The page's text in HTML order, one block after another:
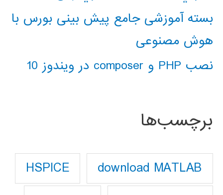
بسته آموزشی جامع پیش بینی بورس با
هوش مصنوعی
نصب PHP و composer در ویندوز 10
برچسب‌ها
download MATLAB
HSPICE